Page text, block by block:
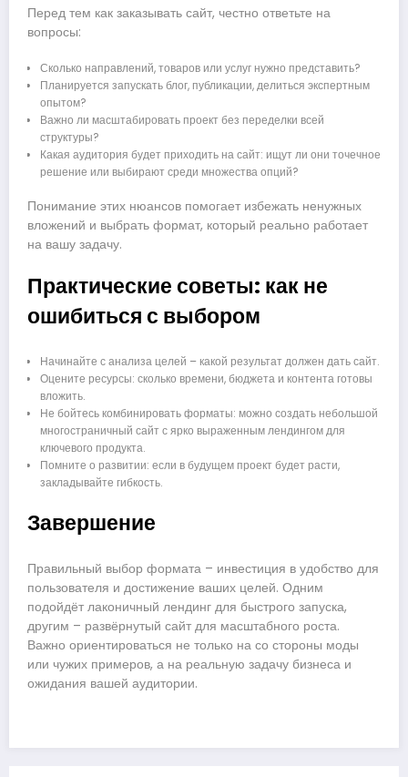
Перед тем как заказывать сайт, честно ответьте на
вопросы:
Сколько направлений, товаров или услуг нужно представить?
Планируется запускать блог, публикации, делиться экспертным
опытом?
Важно ли масштабировать проект без переделки всей
структуры?
Какая аудитория будет приходить на сайт: ищут ли они точечное
решение или выбирают среди множества опций?
Понимание этих нюансов помогает избежать ненужных
вложений и выбрать формат, который реально работает
на вашу задачу.
Практические советы: как не
ошибиться с выбором
Начинайте с анализа целей – какой результат должен дать сайт.
Оцените ресурсы: сколько времени, бюджета и контента готовы
вложить.
Не бойтесь комбинировать форматы: можно создать небольшой
многостраничный сайт с ярко выраженным лендингом для
ключевого продукта.
Помните о развитии: если в будущем проект будет расти,
закладывайте гибкость.
Завершение
Правильный выбор формата – инвестиция в удобство для
пользователя и достижение ваших целей. Одним
подойдёт лаконичный лендинг для быстрого запуска,
другим – развёрнутый сайт для масштабного роста.
Важно ориентироваться не только на со стороны моды
или чужих примеров, а на реальную задачу бизнеса и
ожидания вашей аудитории.